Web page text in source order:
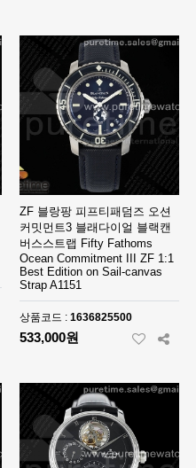
ZF 블랑팡 피프티패덤즈 오션
커밋먼트3 블래다이얼 블랙캔
버스스트랩 Fifty Fathoms
Ocean Commitment III ZF 1:1
Best Edition on Sail-canvas
Strap A1151
상품코드 : 1636825500
533,000원